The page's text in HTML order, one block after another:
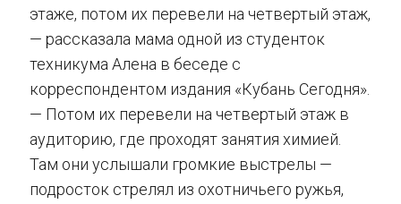
этаже, потом их перевели на четвертый этаж,
— рассказала мама одной из студенток
техникума Алена в беседе с
корреспондентом издания «Кубань Сегодня».
— Потом их перевели на четвертый этаж в
аудиторию, где проходят занятия химией.
Там они услышали громкие выстрелы —
подросток стрелял из охотничьего ружья,